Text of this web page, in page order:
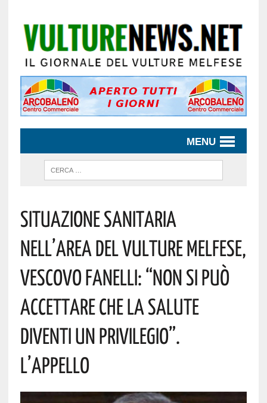
MENU
Situazione Sanitaria
Nell’area Del Vulture Melfese,
Vescovo Fanelli: “Non Si Può
Accettare Che La Salute
Diventi Un Privilegio”.
L’appello